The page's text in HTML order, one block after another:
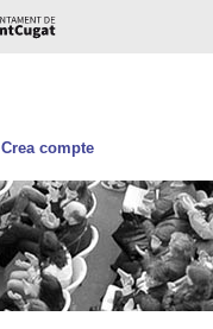
Crea compte